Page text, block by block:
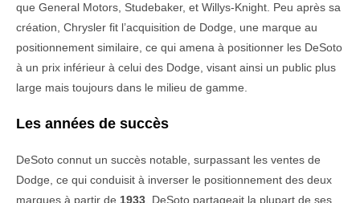
que General Motors, Studebaker, et Willys-Knight. Peu après sa
création, Chrysler fit l’acquisition de Dodge, une marque au
positionnement similaire, ce qui amena à positionner les DeSoto
à un prix inférieur à celui des Dodge, visant ainsi un public plus
large mais toujours dans le milieu de gamme.
Les années de succès
DeSoto connut un succès notable, surpassant les ventes de
Dodge, ce qui conduisit à inverser le positionnement des deux
marques à partir de 1933. DeSoto partageait la plupart de ses